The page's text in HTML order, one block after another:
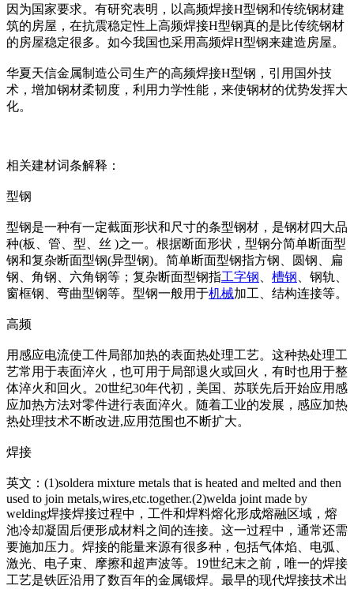
因为国家要求。有研究表明，以高频焊接H型钢和传统钢材建
筑的房屋，在抗震稳定性上高频焊接H型钢真的是比传统钢材
的房屋稳定很多。如今我国也采用高频焊H型钢来建造房屋。
华夏天信金属制造公司生产的高频焊接H型钢，引用国外技
术，增加钢材柔韧度，利用力学性能，来使钢材的优势发挥大
化。
相关建材词条解释：
型钢
型钢是一种有一定截面形状和尺寸的条型钢材，是钢材四大品
种(板、管、型、丝 )之一。根据断面形状，型钢分简单断面型
钢和复杂断面型钢(异型钢)。简单断面型钢指方钢、圆钢、扁
钢、角钢、六角钢等；复杂断面型钢指工字钢 槽钢 、钢轨、
窗框钢、弯曲型钢等。型钢一般用于机械加工、结构连接等。
高频
用感应电流使工件局部加热的表面热处理工艺。这种热处理工
艺常用于表面淬火，也可用于局部退火或回火，有时也用于整
体淬火和回火。20世纪30年代初，美国、苏联先后开始应用感
应加热方法对零件进行表面淬火。随着工业的发展，感应加热
热处理技术不断改进,应用范围也不断扩大。
焊接
英文：(1)soldera mixture metals that is heated and melted and then
used to join metals,wires,etc.together.(2)welda joint made by
welding焊接焊接过程中，工件和焊料熔化形成熔融区域，熔
池冷却凝固后便形成材料之间的连接。这一过程中，通常还需
要施加压力。焊接的能量来源有很多种，包括气体焰、电弧、
激光、电子束、摩擦和超声波等。19世纪末之前，唯一的焊接
工艺是铁匠沿用了数百年的金属锻焊。最早的现代焊接技术出